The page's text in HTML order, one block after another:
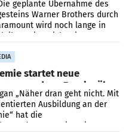
Die geplante Übernahme des
Warner Brothers durch
wird noch lange in
Eine Richterin setzte
startet neue
rund um Praxisnähe
„Näher dran geht nicht. Mit
Ausbildung an der
hat die
des WIFI Wien eine neue